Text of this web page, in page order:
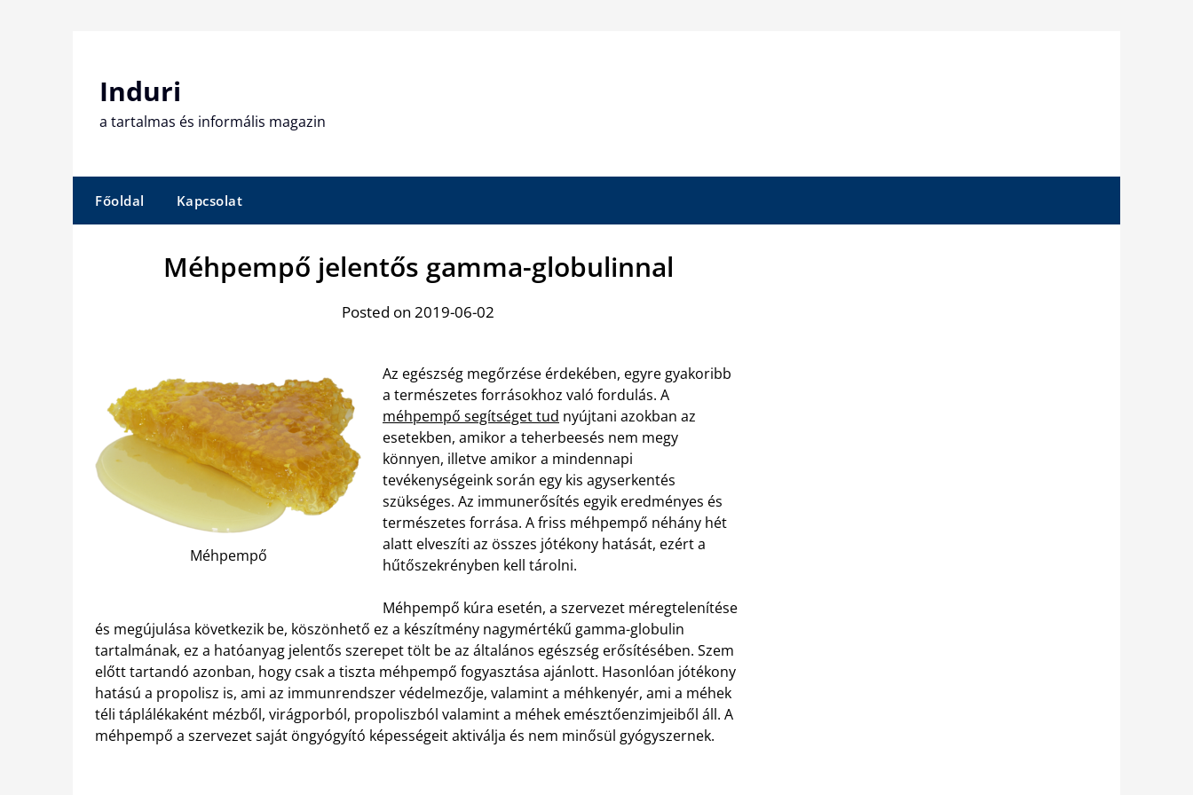
Induri
a tartalmas és informális magazin
Főoldal Kapcsolat
Méhpempő jelentős gamma-globulinnal
Posted on 2019-06-02
Méhpempő
Az egészség megőrzése érdekében, egyre gyakoribb
a természetes forrásokhoz való fordulás. A
méhpempő segítséget tud nyújtani azokban az
esetekben, amikor a teherbeesés nem megy
könnyen, illetve amikor a mindennapi
tevékenységeink során egy kis agyserkentés
szükséges. Az immunerősítés egyik eredményes és
természetes forrása. A friss méhpempő néhány hét
alatt elveszíti az összes jótékony hatását, ezért a
hűtőszekrényben kell tárolni.
Méhpempő kúra esetén, a szervezet méregtelenítése
és megújulása következik be, köszönhető ez a készítmény nagymértékű gamma-globulin
tartalmának, ez a hatóanyag jelentős szerepet tölt be az általános egészség erősítésében. Szem
előtt tartandó azonban, hogy csak a tiszta méhpempő fogyasztása ajánlott. Hasonlóan jótékony
hatású a propolisz is, ami az immunrendszer védelmezője, valamint a méhkenyér, ami a méhek
téli táplálékaként mézből, virágporból, propoliszból valamint a méhek emésztőenzimjeiből áll. A
méhpempő a szervezet saját öngyógyító képességeit aktiválja és nem minősül gyógyszernek.